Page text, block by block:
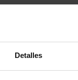
Detalles
del Este, dans le
d'une infrastructure
services de